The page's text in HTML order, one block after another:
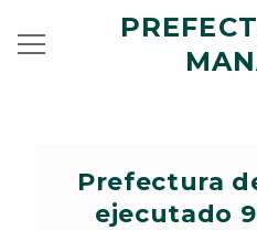
Prefectura
ejecutado